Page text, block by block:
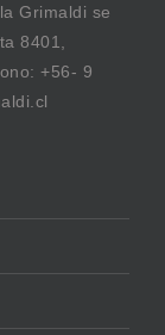
Grimaldi se
8401,
+56- 9